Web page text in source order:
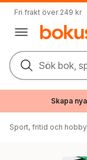
Fri frakt över 249 kr
Sök bok,
Skapa
Sport, fritid och hobby